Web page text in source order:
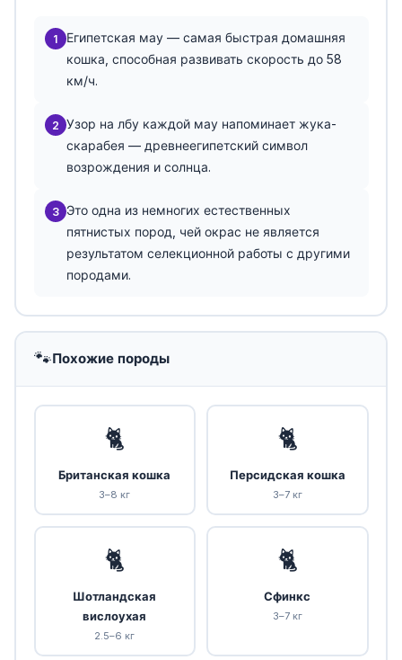
1
Египетская мау — самая быстрая домашняя
кошка, способная развивать скорость до 58
км/ч.
2 Узор на лбу каждой мау напоминает жука-
скарабея — древнеегипетский символ
возрождения и солнца.
3 Это одна из немногих естественных
пятнистых пород, чей окрас не является
результатом селекционной работы с другими
породами.
🐾Похожие породы
🐈
Британская кошка
3–8 кг
🐈
Персидская кошка
3–7 кг
🐈
Шотландская
вислоухая
2.5–6 кг
🐈
Сфинкс
3–7 кг